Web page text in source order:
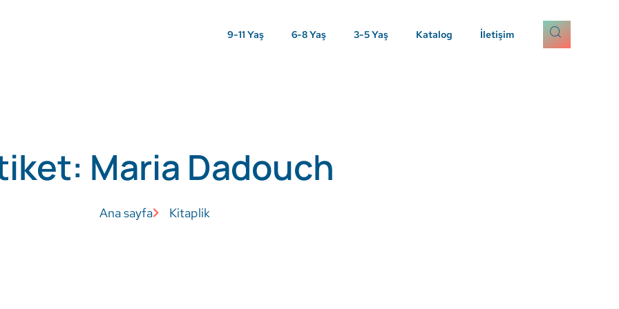
9-11 Yaş 6-8 Yaş 3-5 Yaş Katalog İletişim
Maria Dadouch
Ana sayfa Kitaplik